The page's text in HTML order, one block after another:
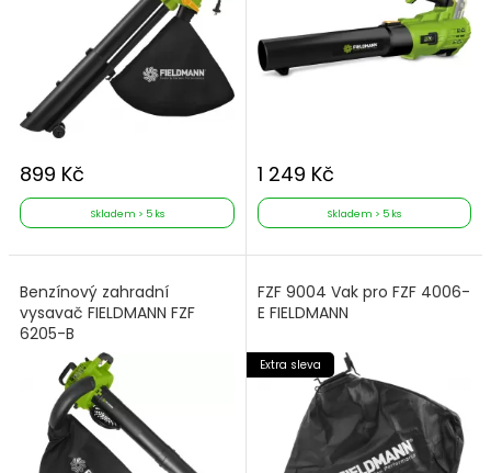
899 Kč
Skladem > 5 ks
1 249 Kč
Skladem > 5 ks
Benzínový zahradní
vysavač FIELDMANN FZF
6205-B
FZF 9004 Vak pro FZF 4006-
E FIELDMANN
Extra sleva